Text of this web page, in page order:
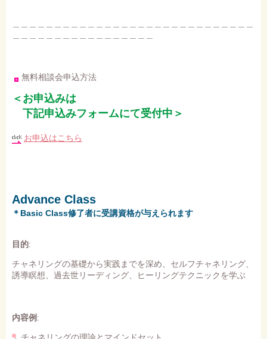
無料相談会申込方法
＜お申込みは
下記申込みフォームにて受付中＞
お申込はこちら
Advance Class
＊Basic Class修了者に受講資格が与えられます
目的:
チャネリングの基礎から実践までを深め、セルフチャネリング、
誘導瞑想、過去世リーディング、ヒーリングテクニックを学ぶ
内容例: